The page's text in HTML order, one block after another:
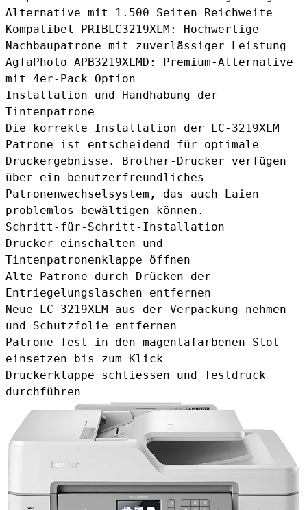
Alternative mit 1.500 Seiten Reichweite
Kompatibel PRIBLC3219XLM : Hochwertige
Nachbaupatrone mit zuverlässiger Leistung
AgfaPhoto APB3219XLMD : Premium-Alternative
mit 4er-Pack Option
Installation und Handhabung der
Tintenpatrone
Die korrekte Installation der LC-3219XLM
Patrone ist entscheidend für optimale
Druckergebnisse. Brother-Drucker verfügen
über ein benutzerfreundliches
Patronenwechselsystem, das auch Laien
problemlos bewältigen können.
Schritt-für-Schritt-Installation
Drucker einschalten und
Tintenpatronenklappe öffnen
Alte Patrone durch Drücken der
Entriegelungslaschen entfernen
Neue LC-3219XLM aus der Verpackung nehmen
und Schutzfolie entfernen
Patrone fest in den magentafarbenen Slot
einsetzen bis zum Klick
Druckerklappe schliessen und Testdruck
durchführen